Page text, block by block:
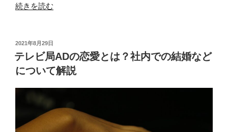
“テ
局
で
番
組
企
考
続きを読む
投
稿
日:
2021年8月29日
テレビ局ADの恋愛とは？社内での結婚など
について解説